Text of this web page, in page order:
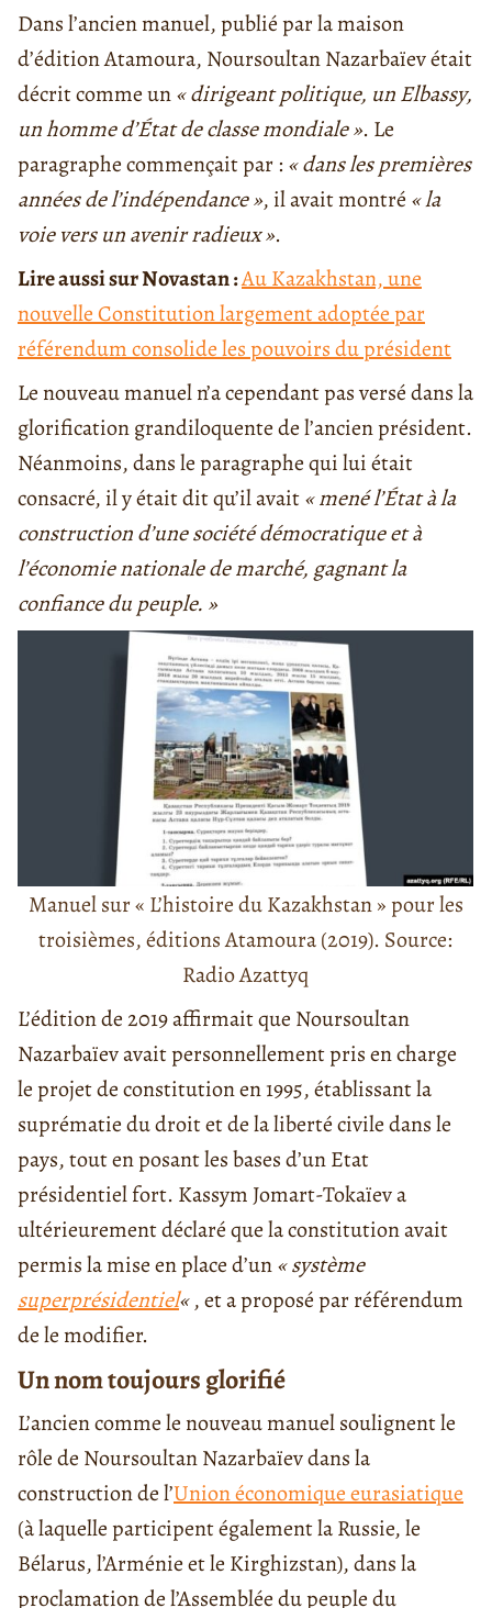
Dans l’ancien manuel, publié par la maison
d’édition Atamoura, Noursoultan Nazarbaïev était
décrit comme un« dirigeant politique, un Elbassy,
un homme d’État de classe mondiale ». Le
paragraphe commençait par : « dans les premières
années de l’indépendance », il avait montré « la
voie vers un avenir radieux ».
Lire aussi sur Novastan :Au Kazakhstan, une
nouvelle Constitution largement adoptée par
référendum consolide les pouvoirs du président
Le nouveau manuel n’a cependant pas versé dans la
glorification grandiloquente de l’ancien président.
Néanmoins, dans le paragraphe qui lui était
consacré, il y était dit qu’il avait« mené l’État à la
construction d’une société démocratique et à
l’économie nationale de marché, gagnant la
confiance du peuple. »
Manuel sur « L’histoire du Kazakhstan » pour les
troisièmes, éditions Atamoura (2019). Source:
Radio Azattyq
L’édition de 2019 affirmait que Noursoultan
Nazarbaïev avait personnellement pris en charge
le projet de constitution en 1995, établissant la
suprématie du droit et de la liberté civile dans le
pays, tout en posant les bases d’un Etat
présidentiel fort. Kassym Jomart-Tokaïev a
ultérieurement déclaré que la constitution avait
permis la mise en place d’un« système
superprésidentiel«, et a proposé par référendum
de le modifier.
Un nom toujours glorifié
L’ancien comme le nouveau manuel soulignent le
rôle de Noursoultan Nazarbaïev dans la
construction de l’Union économique eurasiatique
(à laquelle participent également la Russie, le
Bélarus, l’Arménie et le Kirghizstan), dans la
proclamation de l’Assemblée du peuple du